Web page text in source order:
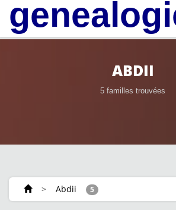
ABDII
5 familles trouvées
> Abdii 5